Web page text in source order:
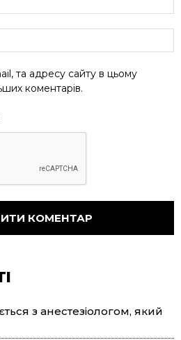
та адресу сайту в цьому
коментарів.
з анестезіологом, який